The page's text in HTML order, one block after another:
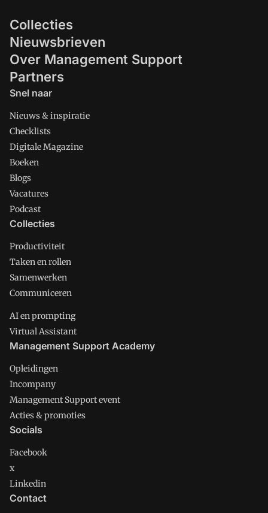
Collecties
Nieuwsbrieven
Over Management Support
Partners
Snel naar
Nieuws & inspiratie
Checklists
Digitale Magazine
Boeken
Blogs
Vacatures
Podcast
Collecties
Productiviteit
Taken en rollen
Samenwerken
Communiceren
AI en prompting
Virtual Assistant
Management Support Academy
Opleidingen
Incompany
Management Support event
Acties & promoties
Socials
Facebook
x
Linkedin
Contact